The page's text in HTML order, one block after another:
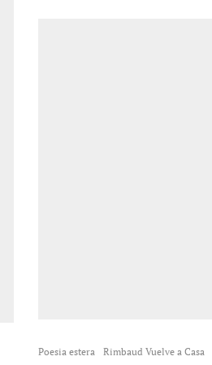
Poesia estera Rimbaud Vuelve a Casa